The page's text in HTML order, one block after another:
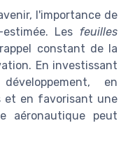
l'importance de
Les feuilles
constant de la
En investissant
en
et en favorisant une
aéronautique peut